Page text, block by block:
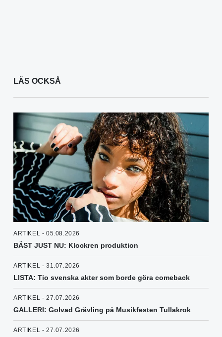
LÄS OCKSÅ
ARTIKEL - 05.08.2026
BÄST JUST NU: Klockren produktion
ARTIKEL - 31.07.2026
LISTA: Tio svenska akter som borde göra comeback
ARTIKEL - 27.07.2026
GALLERI: Golvad Grävling på Musikfesten Tullakrok
ARTIKEL - 27.07.2026